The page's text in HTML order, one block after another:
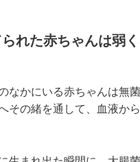
れた赤ちゃんは弱
なかにいる赤ちゃんは無
その緒を通して、血液か